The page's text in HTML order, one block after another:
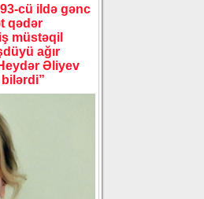
cü ildə gənc
qədər
müstəqil
ağır
Əliyev
bilərdi”